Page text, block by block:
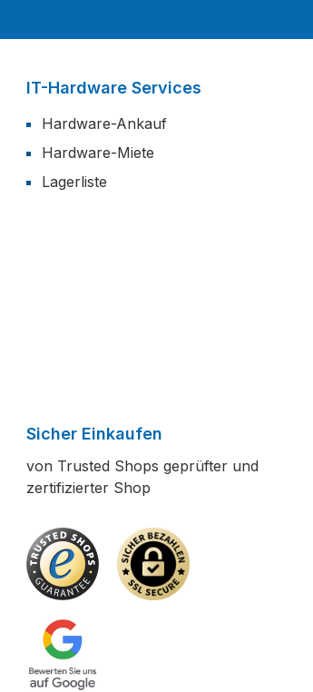
IT-Hardware Services
Hardware-Ankauf
Hardware-Miete
Lagerliste
Sicher Einkaufen
von Trusted Shops geprüfter und
zertifizierter Shop